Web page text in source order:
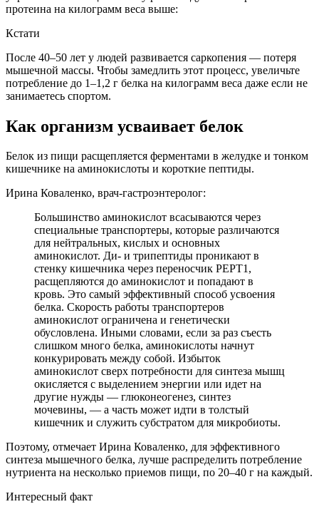
протеина на килограмм веса выше:
Кстати
После 40–50 лет у людей развивается саркопения — потеря
мышечной массы. Чтобы замедлить этот процесс, увеличьте
потребление до 1–1,2 г белка на килограмм веса даже если не
занимаетесь спортом.
Как организм усваивает белок
Белок из пищи расщепляется ферментами в желудке и тонком
кишечнике на аминокислоты и короткие пептиды.
Ирина Коваленко, врач-гастроэнтеролог:
Большинство аминокислот всасываются через
специальные транспортеры, которые различаются
для нейтральных, кислых и основных
аминокислот. Ди- и трипептиды проникают в
стенку кишечника через переносчик PEPT1,
расщепляются до аминокислот и попадают в
кровь. Это самый эффективный способ усвоения
белка. Скорость работы транспортеров
аминокислот ограничена и генетически
обусловлена. Иными словами, если за раз съесть
слишком много белка, аминокислоты начнут
конкурировать между собой. Избыток
аминокислот сверх потребности для синтеза мышц
окисляется с выделением энергии или идет на
другие нужды — глюконеогенез, синтез
мочевины, — а часть может идти в толстый
кишечник и служить субстратом для микробиоты.
Поэтому, отмечает Ирина Коваленко, для эффективного
синтеза мышечного белка, лучше распределить потребление
нутриента на несколько приемов пищи, по 20–40 г на каждый.
Интересный факт